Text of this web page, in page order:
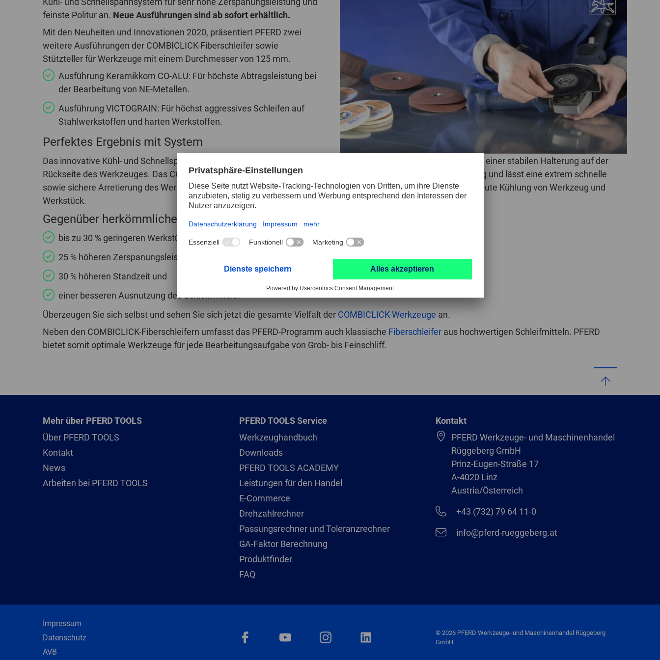
POLAND
SPAIN
SWEDEN
SWITZERLAND
TURKEY
UNITED
ASIA/PACIFIC
AUSTRALIA
AFRICA
SOUTH
ESPAÑOL
feinste Politur an. Neue Ausführungen sind ab sofort erhältlich.
Mit den Neuheiten und Innovationen 2020, präsentiert PFERD zwei
weitere Ausführungen der COMBICLICK-Fiberschleifer sowie
Stützteller für Werkzeuge mit einem Durchmesser von 125 mm.
Ausführung Keramikkorn CO-ALU: Für höchste Abtragsleistung bei
der Bearbeitung von NE-Metallen.
Ausführung VICTOGRAIN: Für höchst aggressives Schleifen auf
Stahlwerkstoffen und harten Werkstoffen.
Perfektes Ergebnis mit System
Das innovative Kühl- und Schnellspannsystem von PFERD besteht aus einem speziell entwickelten Stützteller und einer stabilen Halterung auf der
Rückseite des Werkzeuges. Das COMBICLICK-System verspricht eine sehr einfache und komfortable Handhabung und lässt eine extrem schnelle
sowie sichere Arretierung des Werkzeuges zu. Der Stützteller ermöglicht dank innovativer Kühlschlitze eine sehr gute Kühlung von Werkzeug und
Werkstück.
Gegenüber herkömmlichen Werkzeugen überzeugt COMBICLICK mit einer:
bis zu 30 % geringeren Werkstücktemperatur,
25 % höheren Zerspanungsleistung,
30 % höheren Standzeit und
einer besseren Ausnutzung des Schleifmittels.
Überzeugen Sie sich selbst und sehen Sie sich jetzt die gesamte Vielfalt der COMBICLICK-Werkzeuge an.
Neben den COMBICLICK-Fiberschleifern umfasst das PFERD-Programm auch klassische Fiberschleifer aus hochwertigen Schleifmitteln. PFERD
bietet somit optimale Werkzeuge für jede Bearbeitungsaufgabe von Grob- bis Feinschliff.
Mehr über PFERD TOOLS
Über PFERD TOOLS
Kontakt
News
Arbeiten bei PFERD TOOLS
PFERD TOOLS Service
Werkzeughandbuch
Downloads
PFERD TOOLS ACADEMY
Leistungen für den Handel
E-Commerce
Drehzahlrechner
Passungsrechner und Toleranzrechner
GA-Faktor Berechnung
Produktfinder
FAQ
Kontakt
PFERD Werkzeuge- und Maschinenhandel
Rüggeberg GmbH
Prinz-Eugen-Straße 17
A-4020 Linz
Austria/Österreich
+43 (732) 79 64 11-0
info@pferd-rueggeberg.at
Impressum
Datenschutz
AVB
© 2026 PFERD Werkzeuge- und Maschinenhandel Rüggeberg
GmbH